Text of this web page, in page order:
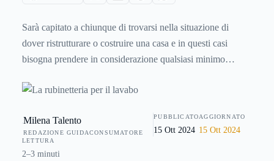
Sarà capitato a chiunque di trovarsi nella situazione di
dover ristrutturare o costruire una casa e in questi casi
bisogna prendere in considerazione qualsiasi minimo
abitazione è rilevante è questo sicuramente vale anche per il
pezzi da inserire, i materiali per pavimenti e rivestimenti,
scegliere i sanitari che più rientrano nei propri gusti, doccia,
vasca, lavabo.
Milena Talento
REDAZIONE GUIDACONSUMATORE
PUBBLICATO
15 Ott 2024
AGGIORNATO
15 Ott 2024
LETTURA
2–3 minuti